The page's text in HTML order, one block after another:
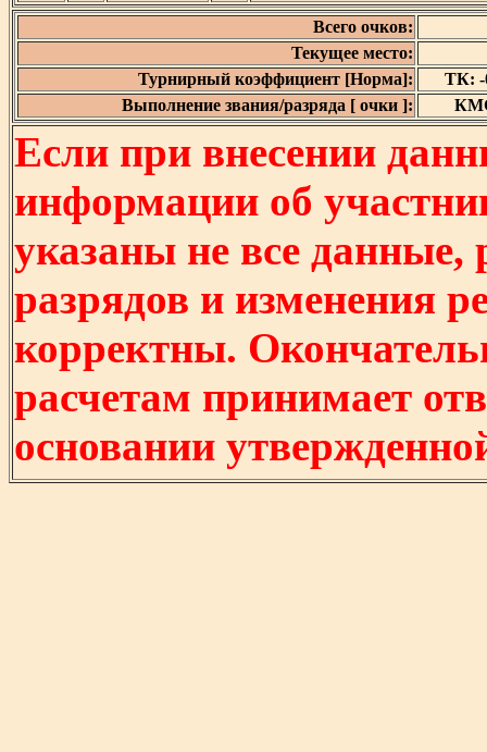
Всего очков:
Текущее место:
Турнирный коэффициент [Норма]:
ТК: -
Выполнение звания/разряда [ очки ]:
Если при внесении
информации об
указаны не все
разрядов и изменения
корректны.
расчетам принимает
основании